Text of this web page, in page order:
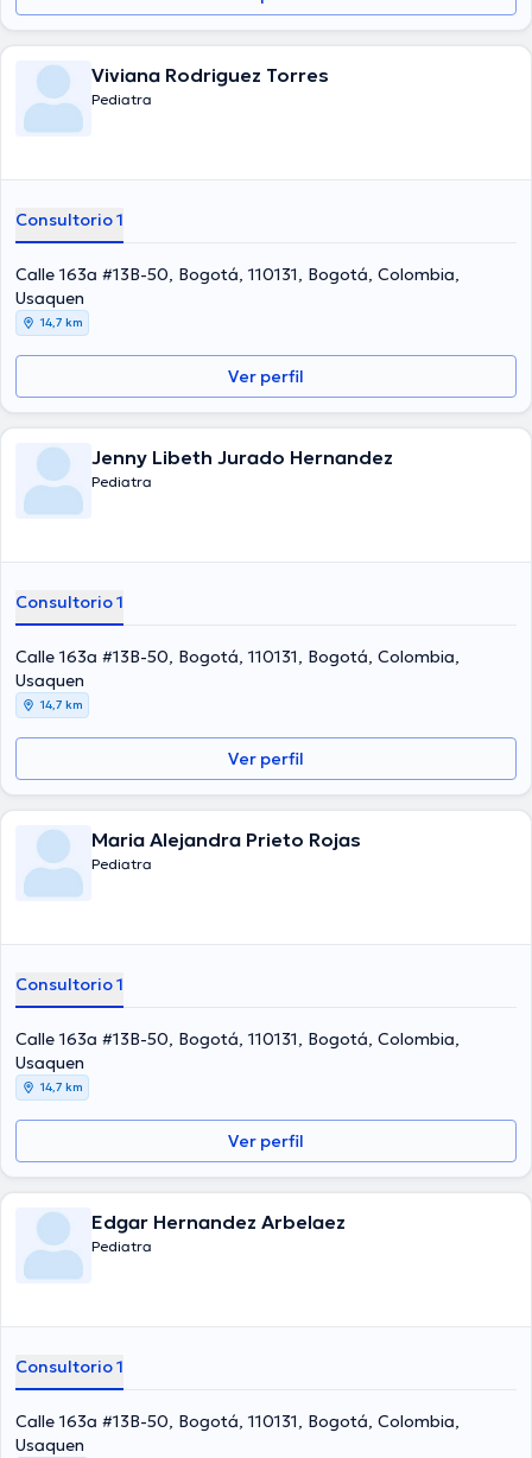
Viviana Rodriguez Torres
Pediatra
Consultorio 1
Calle 163a #13B-50, Bogotá, 110131, Bogotá, Colombia,
Usaquen
14,7 km
Ver perfil
Jenny Libeth Jurado Hernandez
Pediatra
Consultorio 1
Calle 163a #13B-50, Bogotá, 110131, Bogotá, Colombia,
Usaquen
14,7 km
Ver perfil
Maria Alejandra Prieto Rojas
Pediatra
Consultorio 1
Calle 163a #13B-50, Bogotá, 110131, Bogotá, Colombia,
Usaquen
14,7 km
Ver perfil
Edgar Hernandez Arbelaez
Pediatra
Consultorio 1
Calle 163a #13B-50, Bogotá, 110131, Bogotá, Colombia,
Usaquen